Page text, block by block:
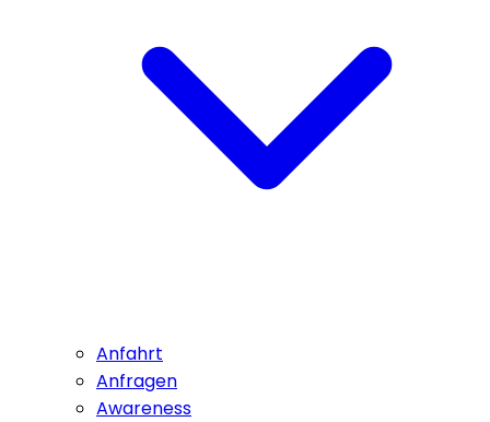
Anfahrt
Anfragen
Awareness